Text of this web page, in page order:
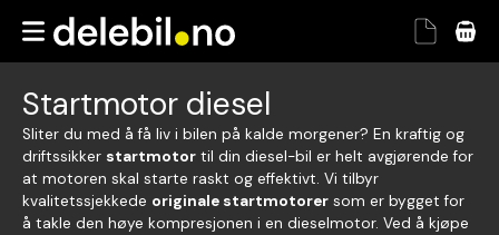
Startmotor diesel
Sliter du med å få liv i bilen på kalde morgener? En kraftig og
driftssikker startmotor til din diesel-bil er helt avgjørende for
at motoren skal starte raskt og effektivt. Vi tilbyr
kvalitetssjekkede originale startmotorer som er bygget for
å takle den høye kompresjonen i en dieselmotor. Ved å kjøpe